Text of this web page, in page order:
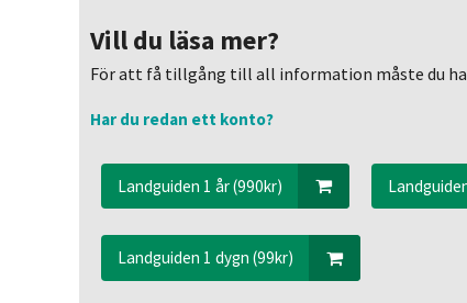
Vill du läsa mer?
För att få tillgång till all information måste du
Har du redan ett konto?
Landguiden 1 år (990kr)
Landguiden 1 dygn (99kr)